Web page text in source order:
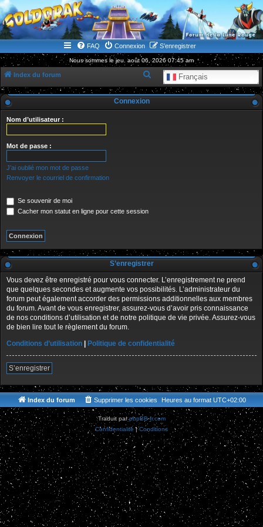
WWW.GOLDORAKGO.COM
le site de la Lune Rouge
FAQ Connexion S’enregistrer
Nous sommes le jeu. août 06, 2026 07:45 am
Index du forum Français
e
Connexion
Nom d’utilisateur :
Mot de passe :
J’ai oublié mon mot de passe
Renvoyer le courriel de confirmation
Se souvenir de moi
Cacher mon statut en ligne pour cette session
S’enregistrer
Vous devez être enregistré pour vous connecter. L’enregistrement ne prend
que quelques secondes et augmente vos possibilités. L’administrateur du
forum peut également accorder des permissions additionnelles aux membres
du forum. Avant de vous enregistrer, assurez-vous d’avoir pris connaissance
de nos conditions d’utilisation et de notre politique de vie privée. Assurez-vous
de bien lire tout le règlement du forum.
Conditions d’utilisation
Politique de confidentialité
S’enregistrer
Index du forum Heures au format UTC+02:00
Supprimer les cookies
Traduit parphpBB-fr.com
Confidentialité |Conditions